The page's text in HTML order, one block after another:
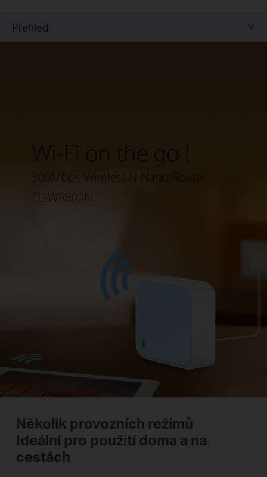
Přehled
Několik provozních režimů
Ideální pro použití doma a na
cestách